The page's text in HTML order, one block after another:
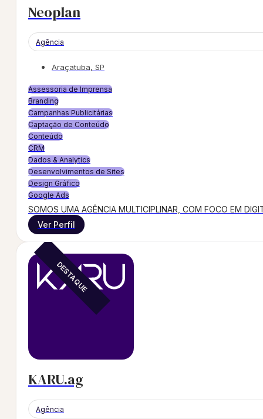
Neoplan
Agência
Araçatuba, SP
Assessoria de Imprensa
Branding
Campanhas Publicitárias
Captação de Conteúdo
Conteúdo
CRM
Dados & Analytics
Desenvolvimentos de Sites
Design Gráfico
Google Ads
SOMOS UMA AGÊNCIA MULTICIPLINAR, COM FOCO EM
Ver Perfil
DESTAQUE
KARU.ag
Agência